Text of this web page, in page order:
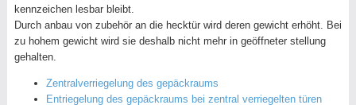
kennzeichen lesbar bleibt.
Durch anbau von zubehör an die hecktür wird deren gewicht erhöht. Bei
zu hohem gewicht wird sie deshalb nicht mehr in geöffneter stellung
gehalten.
Zentralverriegelung des gepäckraums
Entriegelung des gepäckraums bei zentral verriegelten türen